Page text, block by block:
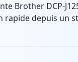
Brother DCP-
rapide depuis un